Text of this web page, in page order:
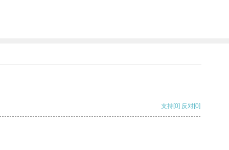
支持[0] 反对[0]